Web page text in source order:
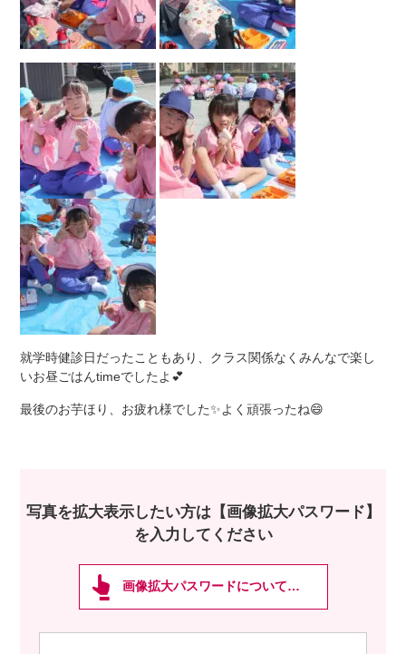
就学時健診日だったこともあり、クラス関係なくみんなで楽し
いお昼ごはんtimeでしたよ💕
最後のお芋ほり、お疲れ様でした✨よく頑張ったね😄
写真を拡大表示したい方は【画像拡大パスワード】
を入力してください
画像拡大パスワードについて…